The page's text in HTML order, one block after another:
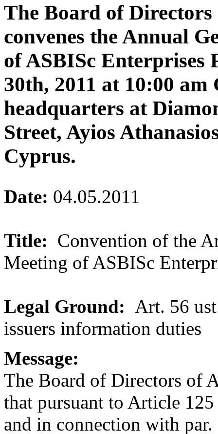
The Board of
convenes the Annual
of ASBISc Enterprises
30th, 2011 at 10:00 am
headquarters at
Street, Ayios
Cyprus.
Date: 04.05.2011
Title: Convention of the
Meeting of ASBISc
Legal Ground: Art. 56
issuers information duties
Message:
The Board of Directors of
that pursuant to Article
and in connection with par.